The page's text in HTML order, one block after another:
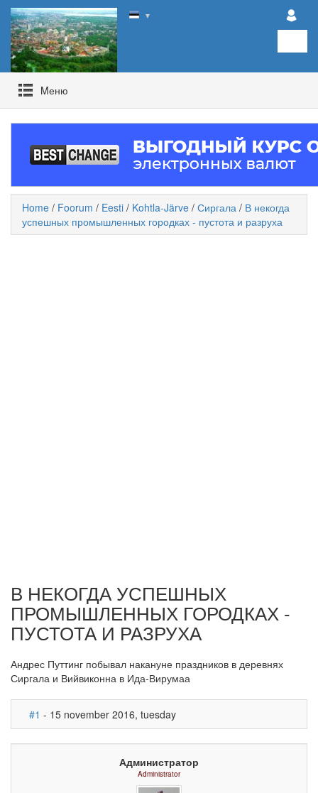
▼
Mеню
Home / Foorum / Eesti / Kohtla-Järve / Сиргала / В некогда
успешных промышленных городках - пустота и разруха
В НЕКОГДА УСПЕШНЫХ
ПРОМЫШЛЕННЫХ ГОРОДКАХ -
ПУСТОТА И РАЗРУХА
Андрес Путтинг побывал накануне праздников в деревнях
Сиргала и Вийвиконна в Ида-Вирумаа
#1 - 15 november 2016, tuesday
Администратор
Administrator